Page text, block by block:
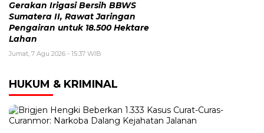
Gerakan Irigasi Bersih BBWS
Sumatera II, Rawat Jaringan
Pengairan untuk 18.500 Hektare
Lahan
Jumat, 7 Agu 2026 - 15:37 WIB
HUKUM & KRIMINAL